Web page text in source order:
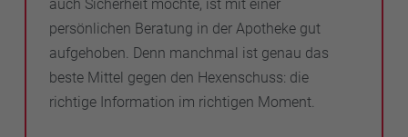
auch Sicherheit möchte, ist mit einer
persönlichen Beratung in der Apotheke gut
aufgehoben. Denn manchmal ist genau das
beste Mittel gegen den Hexenschuss: die
richtige Information im richtigen Moment.